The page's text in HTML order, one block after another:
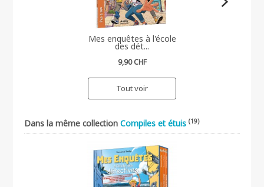
Mes enquêtes à l'école
des dét...
9,90 CHF
Tout voir
Dans la même collection Compiles et étuis (19)